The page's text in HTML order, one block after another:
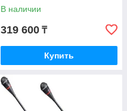
В наличии
319 600 ₸
Купить